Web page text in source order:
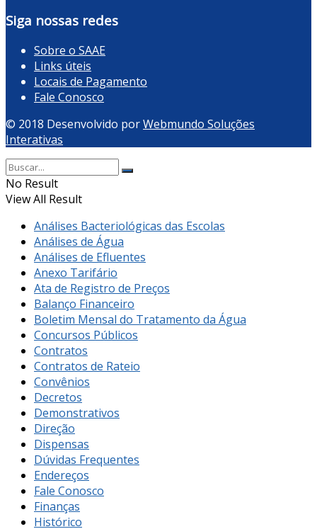
Siga nossas redes
Sobre o SAAE
Links úteis
Locais de Pagamento
Fale Conosco
© 2018 Desenvolvido porWebmundo Soluções
Interativas
No Result
View All Result
Análises Bacteriológicas das Escolas
Análises de Água
Análises de Efluentes
Anexo Tarifário
Ata de Registro de Preços
Balanço Financeiro
Boletim Mensal do Tratamento da Água
Concursos Públicos
Contratos
Contratos de Rateio
Convênios
Decretos
Demonstrativos
Direção
Dispensas
Dúvidas Frequentes
Endereços
Fale Conosco
Finanças
Histórico